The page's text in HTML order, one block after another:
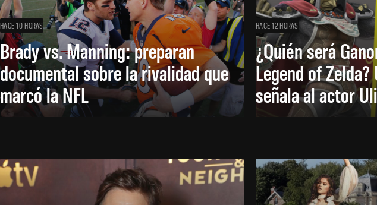
HACE 10 HORAS
Brady vs. Manning: preparan
documental sobre la rivalidad que
marcó la NFL
HACE 12 HORAS
¿Quién será
Legend of
señala al actor